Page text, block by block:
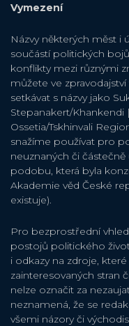
Vymezení
Názvy některých měst i
součástí politických
konflikty mezi různými
můžete ve
setkávat s názvy jako
Stepanakert/Khankendi
Ossetia/Tskhinvali
snažíme používat pro
neuznaných či
podobu, která byla
Akademie věd České
existuje).
Pro bezprostřední
postojů politického
i odkazy na zdroje,
zainteresovaných stran
nelze označit za
neznamená, že se
všemi názory či